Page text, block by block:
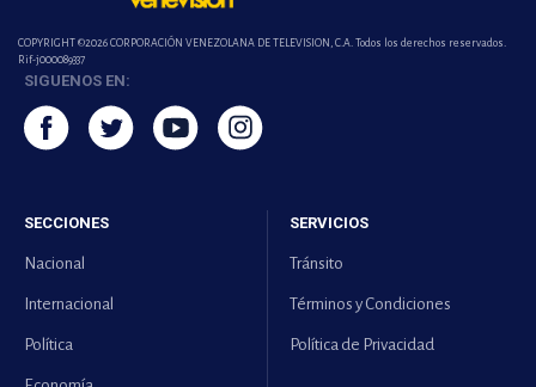
COPYRIGHT ©2026 CORPORACIÓN VENEZOLANA DE TELEVISION, C.A. Todos los derechos reservados.
Rif-j000089337
SIGUENOS EN:
SECCIONES
Nacional
Internacional
Política
SERVICIOS
Tránsito
Términos y Condiciones
Política de Privacidad